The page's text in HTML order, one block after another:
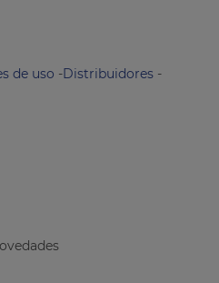
de uso -Distribuidores -